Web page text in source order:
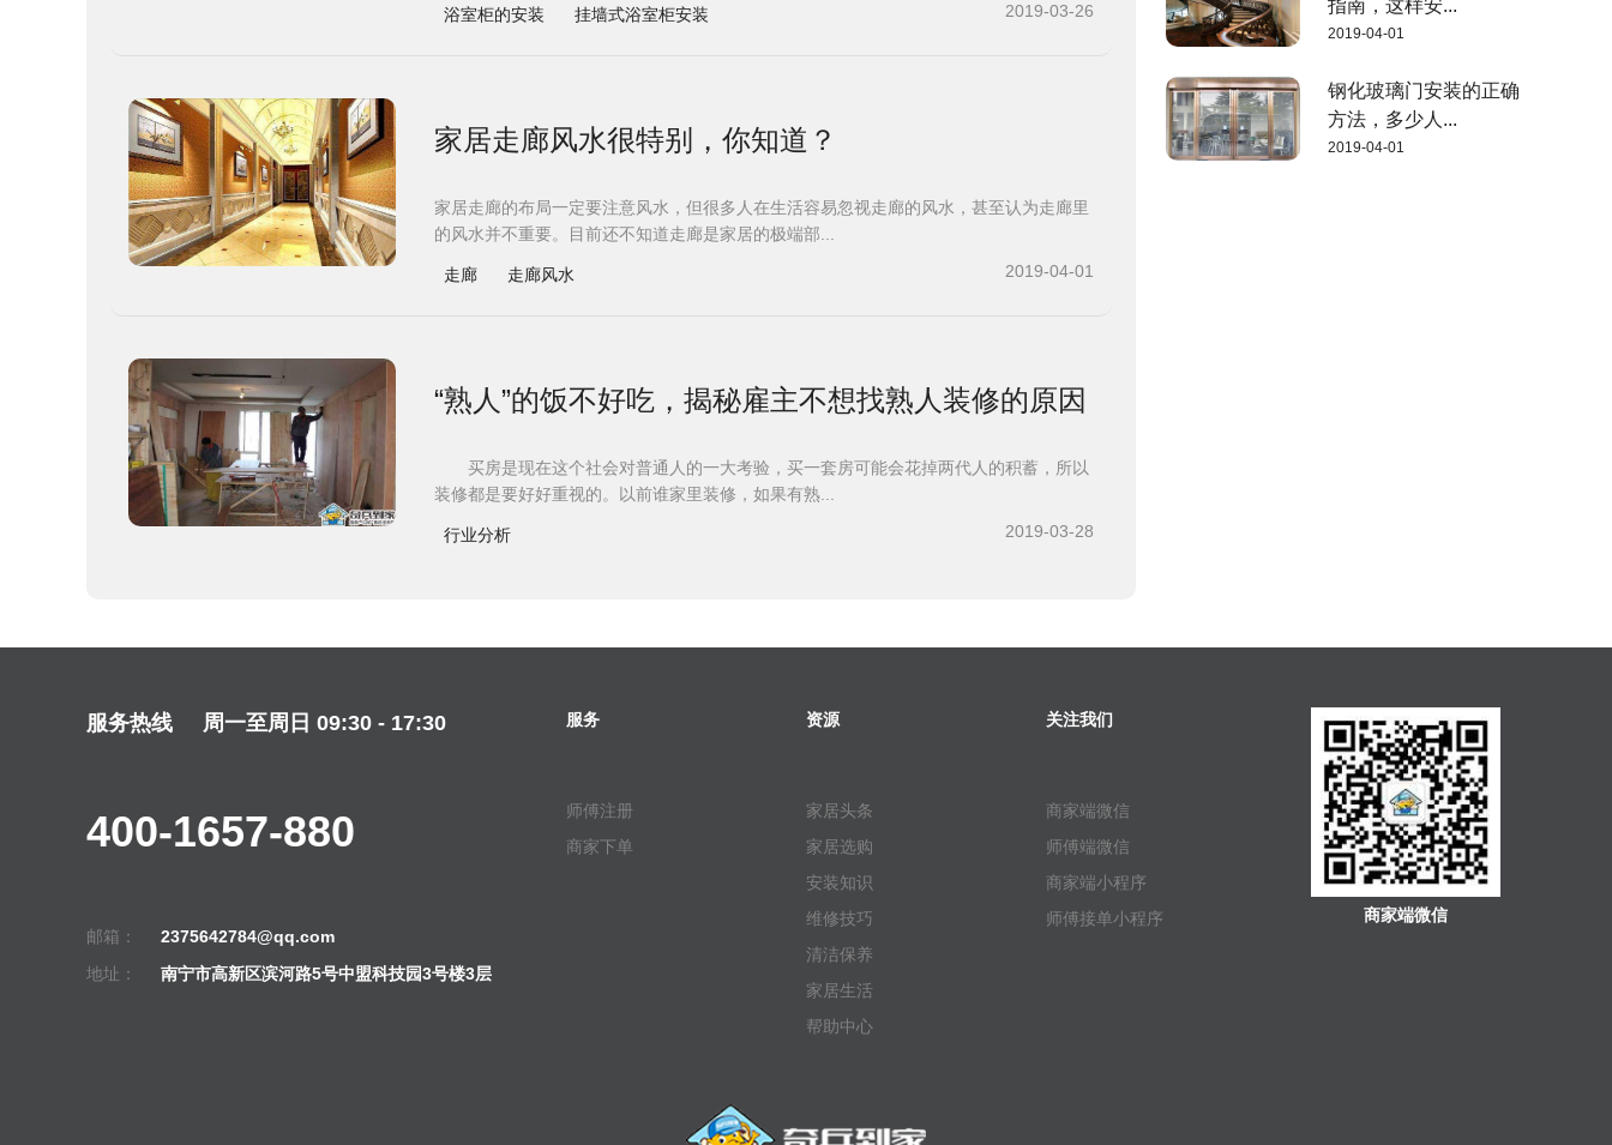
浴室柜的安装 挂墙式浴室柜安装 2019-03-26
家居走廊风水很特别，你知道？
家居走廊的布局一定要注意风水，但很多人在生活容易忽视走廊的风水，甚至认为走廊里
的风水并不重要。目前还不知道走廊是家居的极端部...
走廊 走廊风水 2019-04-01
“熟人”的饭不好吃，揭秘雇主不想找熟人装修的原因
买房是现在这个社会对普通人的一大考验，买一套房可能会花掉两代人的积蓄，所以
装修都是要好好重视的。以前谁家里装修，如果有熟...
行业分析 2019-03-28
指南，这样安...
2019-04-01
钢化玻璃门安装的正确
方法，多少人...
2019-04-01
服务热线 周一至周日 09:30 - 17:30
400-1657-880
邮箱：
2375642784@qq.com
地址：
南宁市高新区滨河路5号中盟科技园3号楼3层
服务
师傅注册
商家下单
资源
家居头条
家居选购
安装知识
维修技巧
清洁保养
家居生活
帮助中心
关注我们
商家端微信
师傅端微信
商家端小程序
师傅接单小程序
商家端微信